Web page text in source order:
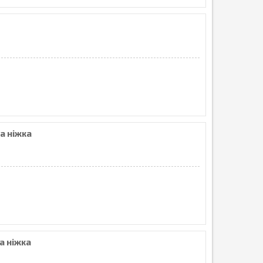
ніжка
ніжка